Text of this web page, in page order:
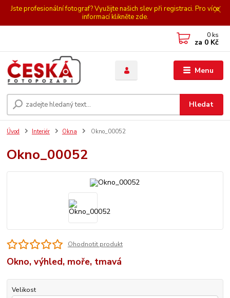
Jste profesionální fotograf? Využijte našich slev při registraci. Pro více
informací klikněte zde.
Menu
Hledat
0 ks
za 0 Kč
Úvod Interiér Okna Okno_00052
Okno_00052
Ohodnotit produkt
Okno, výhled, moře, tmavá
Velikost